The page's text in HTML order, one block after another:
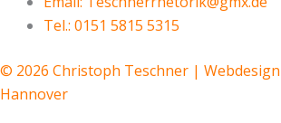
Tel.: 0151 5815 5315
© 2026 Christoph Teschner |
Hannover